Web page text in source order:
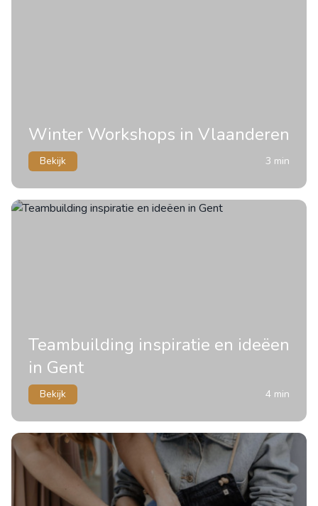
Winter Workshops in Vlaanderen
Bekijk 3 min
Teambuilding inspiratie en ideëen
in Gent
Bekijk 4 min